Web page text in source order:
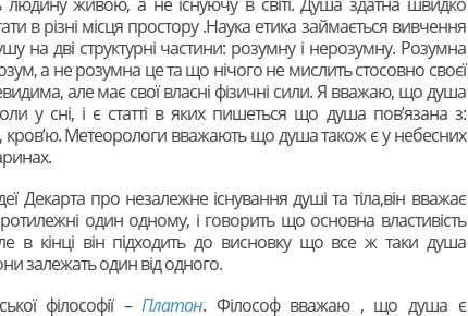
живою, а не існуючу в світі. Душа здатна швидко
в різні місця простору .Наука етика займається вивчення
на дві структурні частини: розумну і нерозумну. Розумна
а не розумна це та що нічого не мислить стосовно своєї
але має свої власні фізичні сили. Я вважаю, що душа
у сні, і є статті в яких пишеться що душа пов’язана з:
Метеорологи вважають що душа також є у небесних
Декарта про незалежне існування душі та тіла,він вважає
один одному, і говорить що основна властивість
в кінці він підходить до висновку що все ж таки душа
залежать один від одного.
філософії –Платон. Філософ вважаю , що душа є